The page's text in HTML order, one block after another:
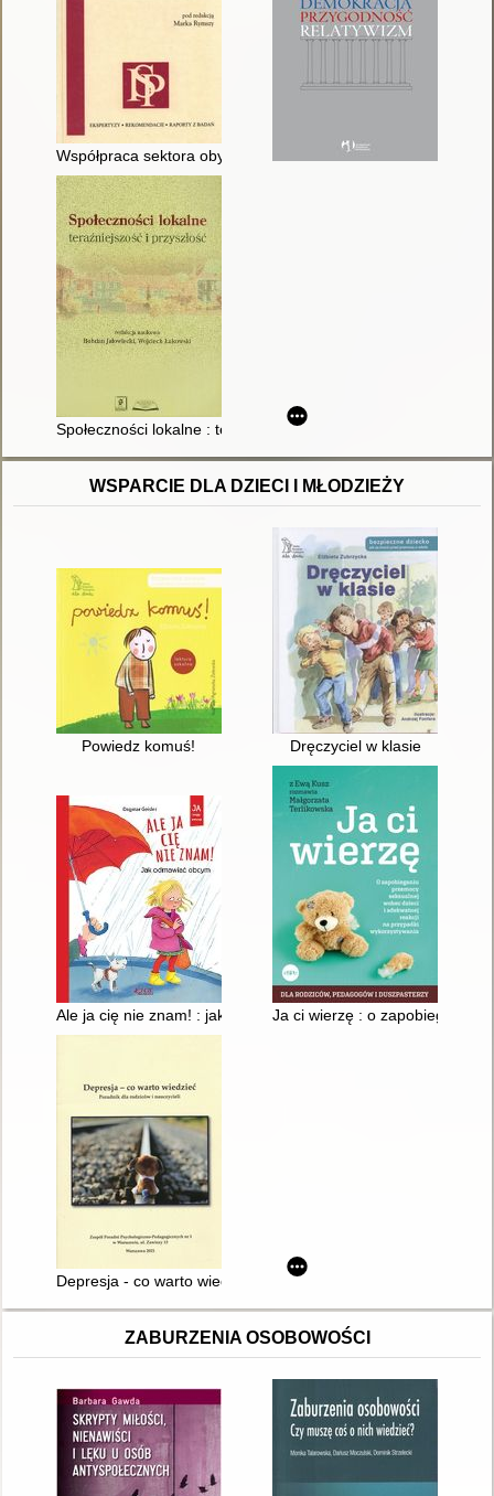
Współpraca sektora obywatelskiego z administracją publiczną
Społeczności lokalne : teraźniejszość i przyszłość
WSPARCIE DLA DZIECI I MŁODZIEŻY
Powiedz komuś! Dręczyciel w klasie
Ale ja cię nie znam! : jak odmawiać obcymJa ci wierzę : o zapobieganiu
Depresja - co warto wiedzieć : poradnik dla rodziców i
ZABURZENIA OSOBOWOŚCI